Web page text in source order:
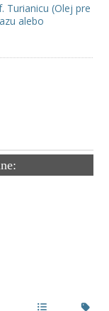
Turianicu (Olej pre
alebo